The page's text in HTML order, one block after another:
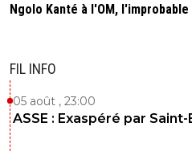
Ngolo Kanté à l'OM,
FIL INFO
05 août , 23:00
ASSE : Exaspéré par